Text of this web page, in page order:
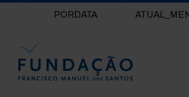
PORDATA